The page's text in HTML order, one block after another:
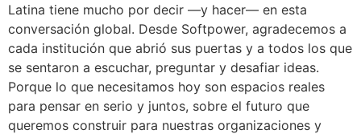
Latina tiene mucho por decir —y hacer— en esta
conversación global. Desde Softpower, agradecemos a
cada institución que abrió sus puertas y a todos los que
se sentaron a escuchar, preguntar y desafiar ideas.
Porque lo que necesitamos hoy son espacios reales
para pensar en serio y juntos, sobre el futuro que
queremos construir para nuestras organizaciones y